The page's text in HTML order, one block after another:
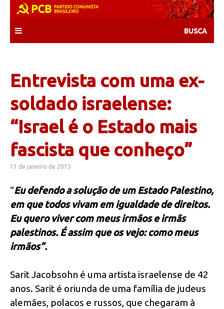
content
Entrevista com uma ex-
soldado israelense:
“Israel é o Estado mais
fascista que conheço”
11 de janeiro de 2015
“Eu defendo a solução de um Estado Palestino,
em que todos vivam em igualdade de direitos.
Eu quero viver com meus irmãos e irmãs
palestinos. É assim que os vejo: como meus
irmãos”.
Sarit Jacobsohn é uma artista israelense de 42
anos. Sarit é oriunda de uma família de judeus
alemães, polacos e russos, que chegaram à